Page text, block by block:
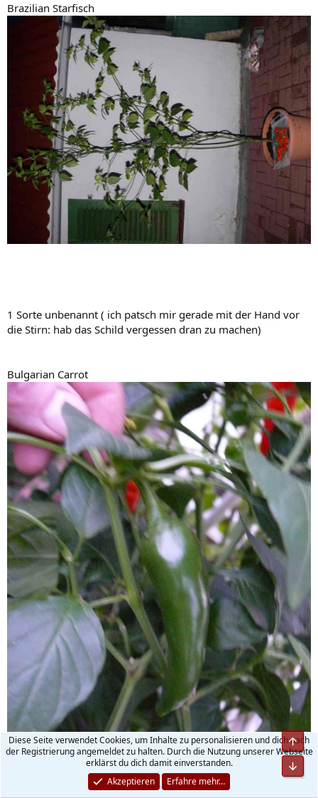
Brazilian Starfisch
1 Sorte unbenannt ( ich patsch mir gerade mit der Hand vor
die Stirn: hab das Schild vergessen dran zu machen)
Bulgarian Carrot
Diese Seite verwendet Cookies, um Inhalte zu personalisieren und dich nach
der Registrierung angemeldet zu halten. Durch die Nutzung unserer Webseite
erklärst du dich damit einverstanden.
Akzeptieren
Erfahre mehr…